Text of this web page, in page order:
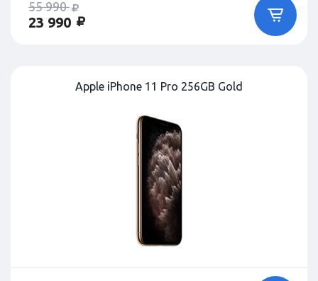
55 990
23 990
Apple iPhone 11 Pro 256GB Gold